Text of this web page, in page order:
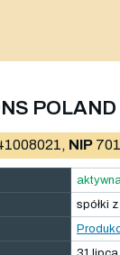
POLAND
NIP
aktywna
spółki